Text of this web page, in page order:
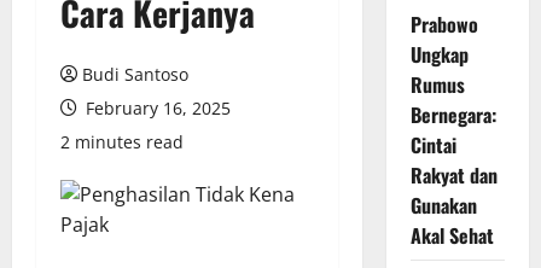
Cara Kerjanya
Budi Santoso
February 16, 2025
2 minutes read
Prabowo
Ungkap
Rumus
Bernegara:
Cintai
Rakyat dan
Gunakan
Akal Sehat